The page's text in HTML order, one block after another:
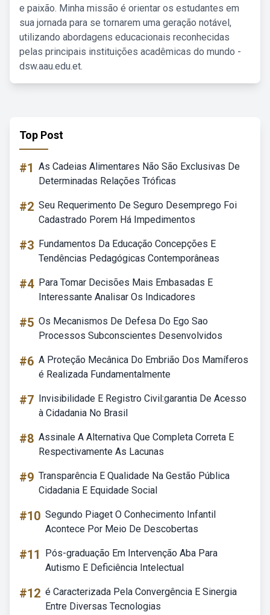
e paixão. Minha missão é orientar os estudantes em
sua jornada para se tornarem uma geração notável,
utilizando abordagens educacionais reconhecidas
pelas principais instituições acadêmicas do mundo -
dsw.aau.edu.et.
Top Post
#1 As Cadeias Alimentares Não São Exclusivas De
Determinadas Relações Tróficas
#2 Seu Requerimento De Seguro Desemprego Foi
Cadastrado Porem Há Impedimentos
#3 Fundamentos Da Educação Concepções E
Tendências Pedagógicas Contemporâneas
#4 Para Tomar Decisões Mais Embasadas E
Interessante Analisar Os Indicadores
#5 Os Mecanismos De Defesa Do Ego Sao
Processos Subconscientes Desenvolvidos
#6 A Proteção Mecânica Do Embrião Dos Mamíferos
é Realizada Fundamentalmente
#7 Invisibilidade E Registro Civil:garantia De Acesso
à Cidadania No Brasil
#8 Assinale A Alternativa Que Completa Correta E
Respectivamente As Lacunas
#9 Transparência E Qualidade Na Gestão Pública
Cidadania E Equidade Social
#10 Segundo Piaget O Conhecimento Infantil
Acontece Por Meio De Descobertas
#11
Pós-graduação Em Intervenção Aba Para
Autismo E Deficiência Intelectual
#12 é Caracterizada Pela Convergência E Sinergia
Entre Diversas Tecnologias